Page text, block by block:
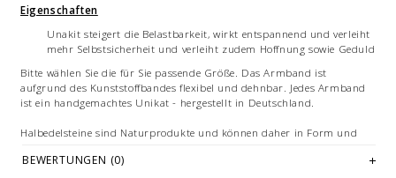
Eigenschaften
Unakit steigert die Belastbarkeit, wirkt entspannend und verleiht
mehr Selbstsicherheit und verleiht zudem Hoffnung sowie Geduld
Bitte wählen Sie die für Sie passende Größe. Das Armband ist
aufgrund des Kunststoffbandes flexibel und dehnbar. Jedes Armband
ist ein handgemachtes Unikat - hergestellt in Deutschland.
Halbedelsteine sind Naturprodukte und können daher in Form und
die Anzahl und Anordnung der Einzelelemente der Armbänder. Alle
BEWERTUNGEN (0)